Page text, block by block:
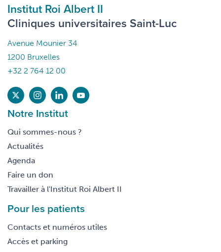
Institut Roi Albert II
Cliniques universitaires Saint-Luc
Avenue Mounier 34
1200 Bruxelles
+32 2 764 12 00
Notre Institut
Qui sommes-nous ?
Actualités
Agenda
Faire un don
Travailler à l'Institut Roi Albert II
Pour les patients
Contacts et numéros utiles
Accès et parking